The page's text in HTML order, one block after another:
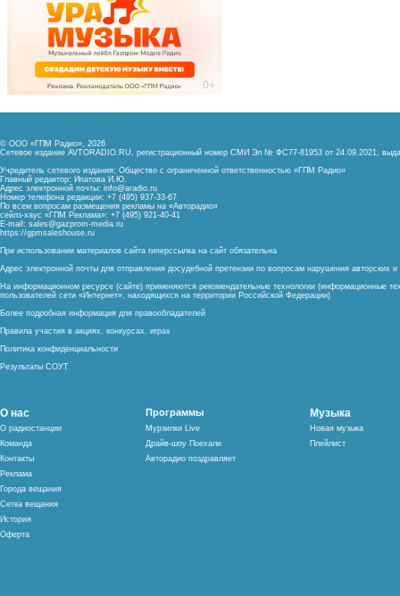
© ООО «ГПМ Радио», 2026
Сетевое издание AVTORADIO.RU, регистрационный номер СМИ Эл № ФС77-81953 от 24.09.2021,
Учредитель сетевого издания: Общество с ограниченной ответственностью «ГПМ Радио»
Главный редактор: Ипатова И.Ю.
Адрес электронной почты: info@aradio.ru
Номер телефона редакции: +7 (495) 937-33-67
По всем вопросам размещения рекламы на «Авторадио»
сейлз-хаус «ГПМ Реклама»: +7 (495) 921-40-41
E-mail: sales@gazprom-media.ru
https://gpmsaleshouse.ru
При использовании материалов сайта гиперссылка на сайт обязательна
Адрес электронной почты для отправления досудебной претензии по вопросам нарушения авторских
На информационном ресурсе (сайте) применяются рекомендательные технологии (информационные
пользователей сети «Интернет», находящихся на территории Российской Федерации)
Более подробная информация для правообладателей
Правила участия в акциях, конкурсах, играх
Политика конфиденциальности
Результаты СОУТ
О нас
О радиостанции
Команда
Контакты
Реклама
Города вещания
Сетка вещания
История
Оферта
Программы
Мурзилки Live
Драйв-шоу Поехали
Авторадио поздравляет
Музыка
Новая музыка
Плейлист